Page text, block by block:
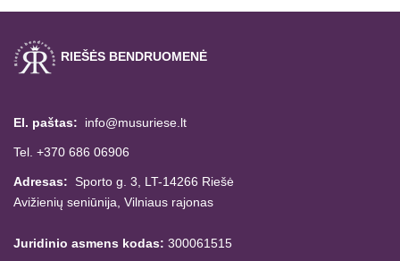
RIEŠĖS BENDRUOMENĖ
El. paštas: info@musuriese.lt
Tel. +370 686 06906
Adresas: Sporto g. 3, LT-14266 Riešė
Avižienių seniūnija, Vilniaus rajonas
Juridinio asmens kodas: 300061515